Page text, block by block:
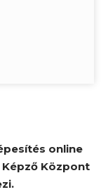
online
Központ